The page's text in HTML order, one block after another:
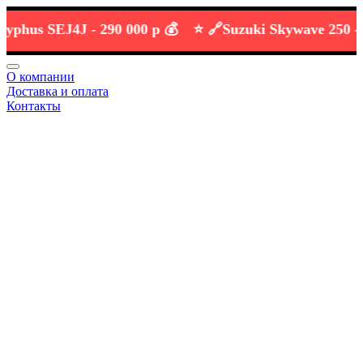
SEJ4J -290 000 р 💰 ⭐️ 🔗Suzuki Skywave 250 -219
О компании
Доставка и оплата
Контакты